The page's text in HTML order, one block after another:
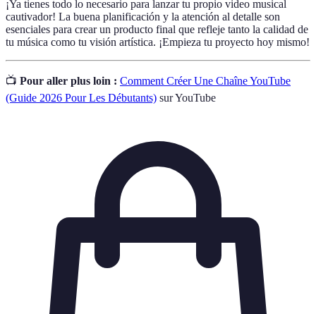
¡Ya tienes todo lo necesario para lanzar tu propio video musical
cautivador! La buena planificación y la atención al detalle son
esenciales para crear un producto final que refleje tanto la calidad de
tu música como tu visión artística. ¡Empieza tu proyecto hoy mismo!
📺 Pour aller plus loin : Comment Créer Une Chaîne YouTube
(Guide 2026 Pour Les Débutants) sur YouTube